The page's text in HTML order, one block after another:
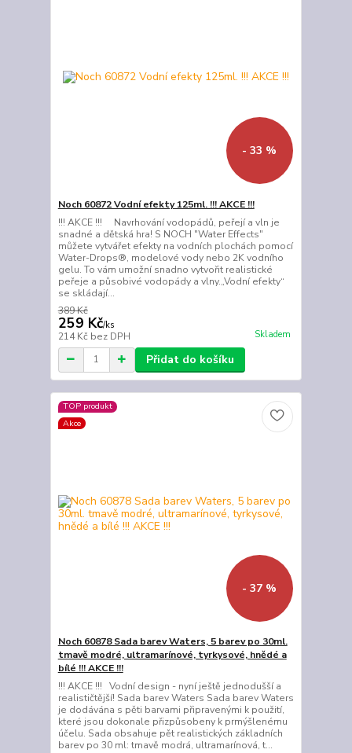
- 33 %
Noch 60872 Vodní efekty 125ml. !!! AKCE !!!
!!! AKCE !!! Navrhování vodopádů, peřejí a vln je
snadné a dětská hra! S NOCH "Water Effects"
můžete vytvářet efekty na vodních plochách pomocí
Water-Drops®, modelové vody nebo 2K vodního
gelu. To vám umožní snadno vytvořit realistické
peřeje a působivé vodopády a vlny.„Vodní efekty“
se skládají...
389 Kč
259 Kč/ks
214 Kč bez DPH Skladem
Přidat do košíku
TOP produkt
Akce
- 37 %
Noch 60878 Sada barev Waters, 5 barev po 30ml.
tmavě modré, ultramarínové, tyrkysové, hnědé a
bílé !!! AKCE !!!
!!! AKCE !!! Vodní design - nyní ještě jednodušší a
realističtější! Sada barev Waters Sada barev Waters
je dodávána s pěti barvami připravenými k použití,
které jsou dokonale přizpůsobeny k prmýšlenému
účelu. Sada obsahuje pět realistických základních
barev po 30 ml: tmavě modrá, ultramarínová, t...